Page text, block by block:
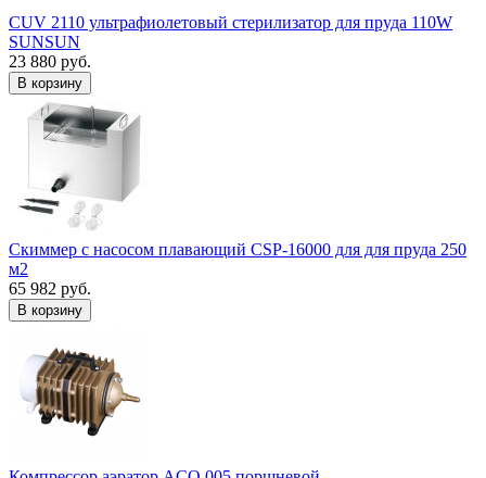
CUV 2110 ультрафиолетовый стерилизатор для пруда 110W
SUNSUN
23 880 руб.
В корзину
Скиммер с насосом плавающий CSP-16000 для для пруда 250
м2
65 982 руб.
В корзину